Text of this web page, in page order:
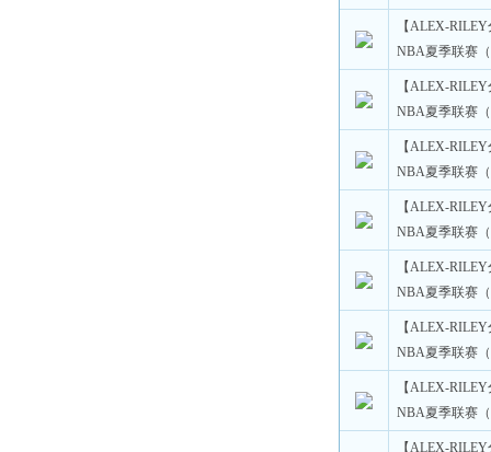
【ALEX-
NBA夏季联赛
【ALEX-
NBA夏季联赛
【ALEX-
NBA夏季联赛
【ALEX-
NBA夏季联赛
【ALEX-
NBA夏季联赛
【ALEX-
NBA夏季联赛
【ALEX-
NBA夏季联赛
【ALEX-